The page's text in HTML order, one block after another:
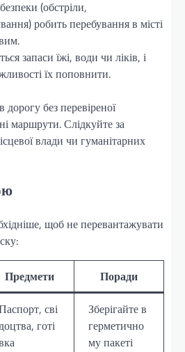
(обстріли,
робить перебування в місті
запаси їжі, води чи ліків, і
їх поповнити.
без перевіреної
маршрути. Слідкуйте за
влади чи гуманітарних
щоб не перевантажувати
Предмети Поради
сві
готі
Зберігайте в
герметично
му пакеті